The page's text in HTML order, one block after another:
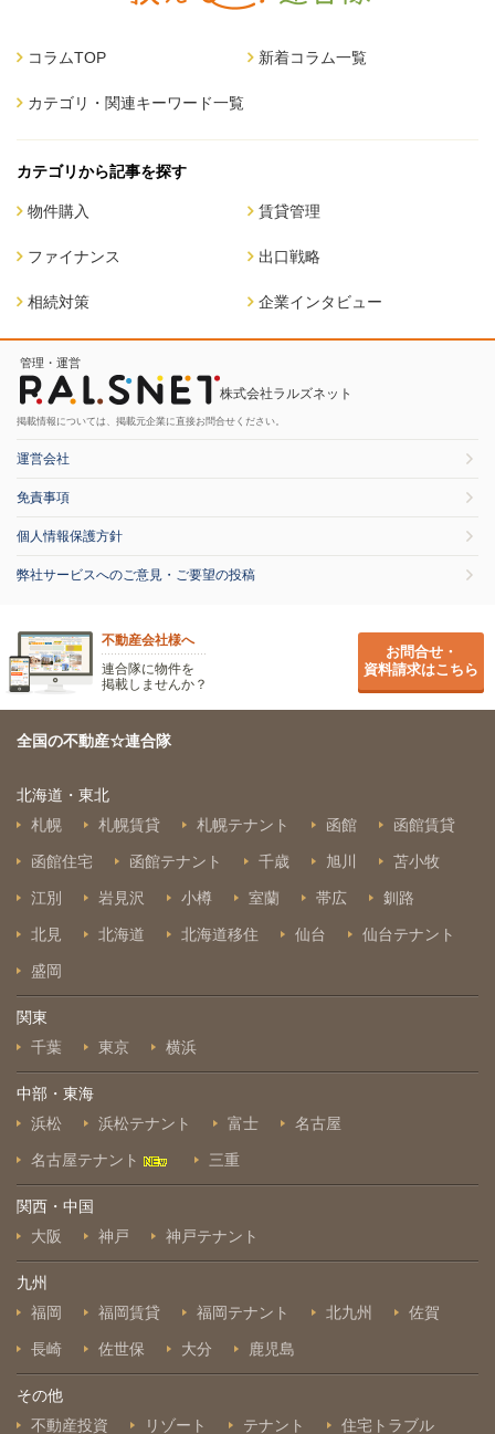
コラムTOP 新着コラム一覧
カテゴリ・関連キーワード一覧
カテゴリから記事を探す
物件購入 賃貸管理
ファイナンス 出口戦略
相続対策 企業インタビュー
管理・運営
株式会社ラルズネット
掲載情報については、掲載元企業に直接お問合せください。
運営会社
免責事項
個人情報保護方針
弊社サービスへのご意見・ご要望の投稿
不動産会社様へ
連合隊に物件を
掲載しませんか？
お問合せ・
資料請求はこちら
全国の不動産☆連合隊
北海道・東北
札幌
札幌賃貸 札幌テナント 函館 函館賃貸
函館住宅 函館テナント 千歳 旭川 苫小牧
江別 岩見沢 小樽 室蘭 帯広 釧路
北見 北海道 北海道移住 仙台 仙台テナント
盛岡
関東
千葉
東京 横浜
中部・東海
浜松
浜松テナント 富士 名古屋
名古屋テナント 三重
関西・中国
大阪
神戸 神戸テナント
九州
福岡
福岡賃貸 福岡テナント 北九州 佐賀
長崎 佐世保 大分 鹿児島
その他
不動産投資
リゾート テナント 住宅トラブル